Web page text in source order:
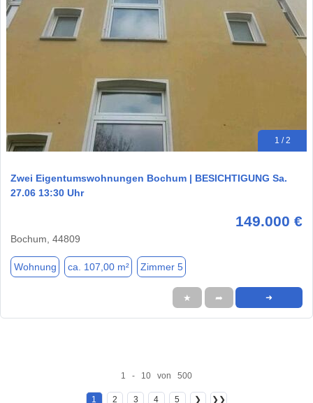
1 / 2
Zwei Eigentumswohnungen Bochum | BESICHTIGUNG Sa.
27.06 13:30 Uhr
149.000 €
Bochum, 44809
Wohnung ca. 107,00 m² Zimmer 5
★ ➦ ➜
1 - 10 von 500
1 2 3 4 5 ❯ ❯❯